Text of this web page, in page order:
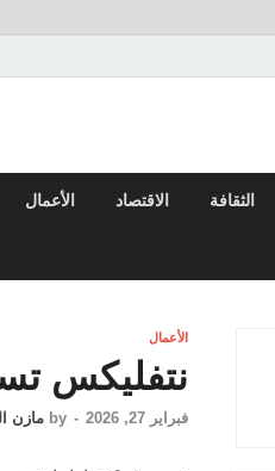
الثقافة الاقتصاد الأعمال
الأعمال
نتفليكس
فبراير 27, 2026 -
by مازن